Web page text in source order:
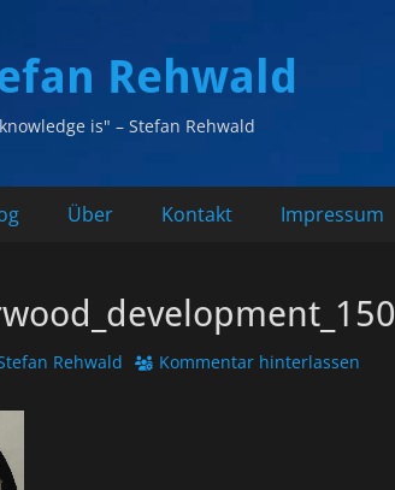
Rehwald
is" – Stefan Rehwald
Über Kontakt Impressum
Rehwald Kommentar hinterlassen